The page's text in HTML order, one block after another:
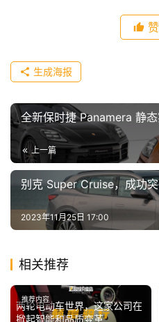
冒
险
家
新
闻
资
讯
关
我
赞
生成海报
全新保时捷 Panamera 静态
上一篇
别克 Super Cruise，成功
2023年11月25日 17:00
相关推荐
两轮电动车世界，这家公司在
掀起智能和品质变革
推荐内容